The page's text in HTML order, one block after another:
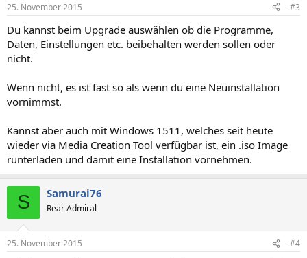
25. November 2015 #3
Du kannst beim Upgrade auswählen ob die Programme,
Daten, Einstellungen etc. beibehalten werden sollen oder
nicht.
Wenn nicht, es ist fast so als wenn du eine Neuinstallation
vornimmst.
Kannst aber auch mit Windows 1511, welches seit heute
wieder via Media Creation Tool verfügbar ist, ein .iso Image
runterladen und damit eine Installation vornehmen.
S Samurai76
Rear Admiral
25. November 2015 #4